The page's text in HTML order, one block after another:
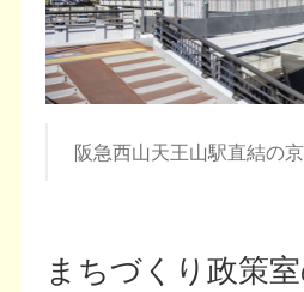
阪急西山天王山駅直結の
まちづくり政策